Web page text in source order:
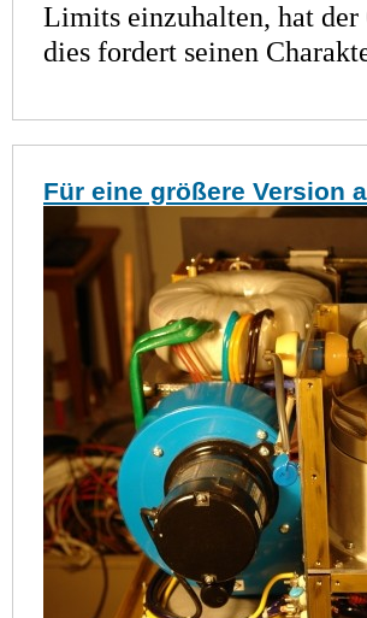
Limits einzuhalten, hat der
dies fordert seinen
Für eine größere Version